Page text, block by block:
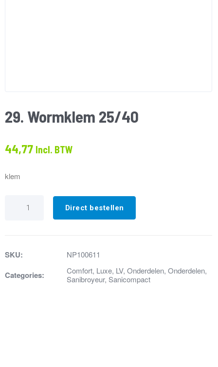
29. Wormklem 25/40
44,77 Incl. BTW
klem
Wormklem
Direct bestellen
SKU: NP100611
Categories: Comfort, Luxe, LV, Onderdelen, Onderdelen,
Sanibroyeur, Sanicompact